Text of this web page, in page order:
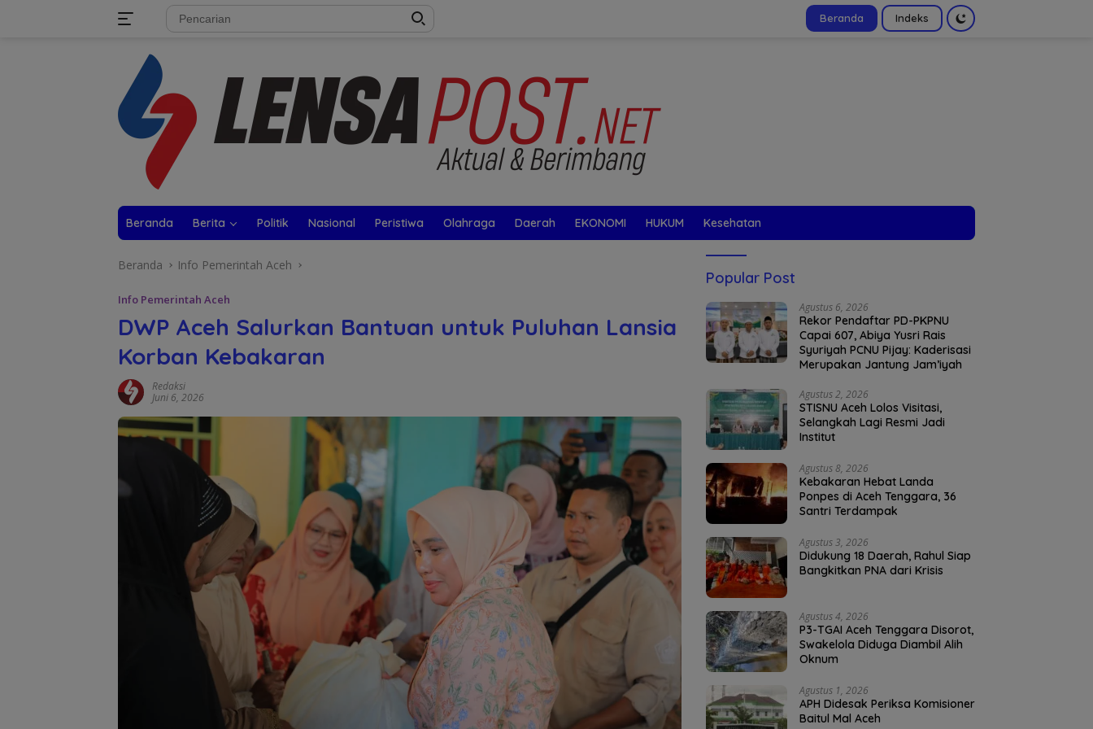
Beranda Indeks
Beranda Berita Politik Nasional Peristiwa Olahraga Daerah EKONOMI HUKUM Kesehatan
Beranda Info Pemerintah Aceh
Info Pemerintah Aceh
DWP Aceh Salurkan Bantuan untuk Puluhan Lansia
Korban Kebakaran
Redaksi
Juni 6, 2026
Popular Post
Agustus 6, 2026
Rekor Pendaftar PD-PKPNU
Capai 607, Abiya Yusri Rais
Syuriyah PCNU Pijay: Kaderisasi
Merupakan Jantung Jam’iyah
Agustus 2, 2026
STISNU Aceh Lolos Visitasi,
Selangkah Lagi Resmi Jadi
Institut
Agustus 8, 2026
Kebakaran Hebat Landa
Ponpes di Aceh Tenggara, 36
Santri Terdampak
Agustus 3, 2026
Didukung 18 Daerah, Rahul Siap
Bangkitkan PNA dari Krisis
Agustus 4, 2026
P3-TGAI Aceh Tenggara Disorot,
Swakelola Diduga Diambil Alih
Oknum
Agustus 1, 2026
APH Didesak Periksa Komisioner
Baitul Mal Aceh